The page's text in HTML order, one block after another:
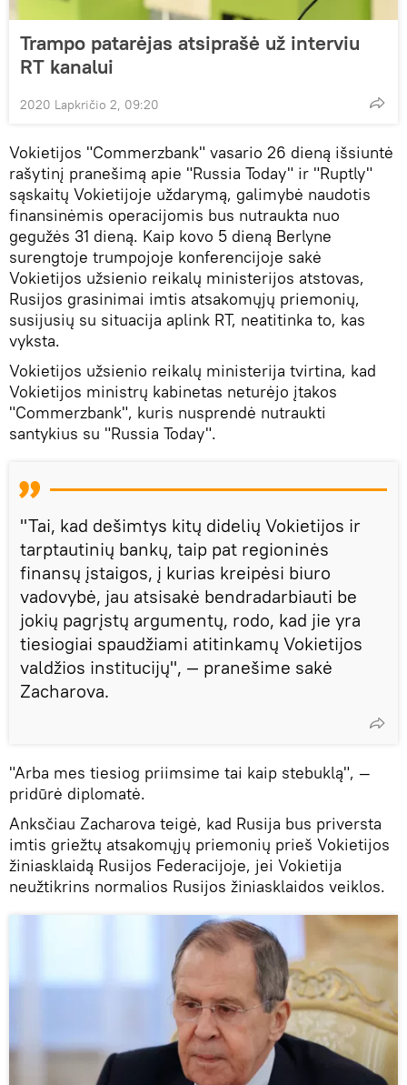
Trampo patarėjas atsiprašė už interviu
RT kanalui
2020 Lapkričio 2, 09:20
Vokietijos "Commerzbank" vasario 26 dieną išsiuntė
rašytinį pranešimą apie "Russia Today" ir "Ruptly"
sąskaitų Vokietijoje uždarymą, galimybė naudotis
finansinėmis operacijomis bus nutraukta nuo
gegužės 31 dieną. Kaip kovo 5 dieną Berlyne
surengtoje trumpojoje konferencijoje sakė
Vokietijos užsienio reikalų ministerijos atstovas,
Rusijos grasinimai imtis atsakomųjų priemonių,
susijusių su situacija aplink RT, neatitinka to, kas
vyksta.
Vokietijos užsienio reikalų ministerija tvirtina, kad
Vokietijos ministrų kabinetas neturėjo įtakos
"Commerzbank", kuris nusprendė nutraukti
santykius su "Russia Today".
"Tai, kad dešimtys kitų didelių Vokietijos ir
tarptautinių bankų, taip pat regioninės
finansų įstaigos, į kurias kreipėsi biuro
vadovybė, jau atsisakė bendradarbiauti be
jokių pagrįstų argumentų, rodo, kad jie yra
tiesiogiai spaudžiami atitinkamų Vokietijos
valdžios institucijų", — pranešime sakė
Zacharova.
"Arba mes tiesiog priimsime tai kaip stebuklą", —
pridūrė diplomatė.
Anksčiau Zacharova teigė, kad Rusija bus priversta
imtis griežtų atsakomųjų priemonių prieš Vokietijos
žiniasklaidą Rusijos Federacijoje, jei Vokietija
neužtikrins normalios Rusijos žiniasklaidos veiklos.